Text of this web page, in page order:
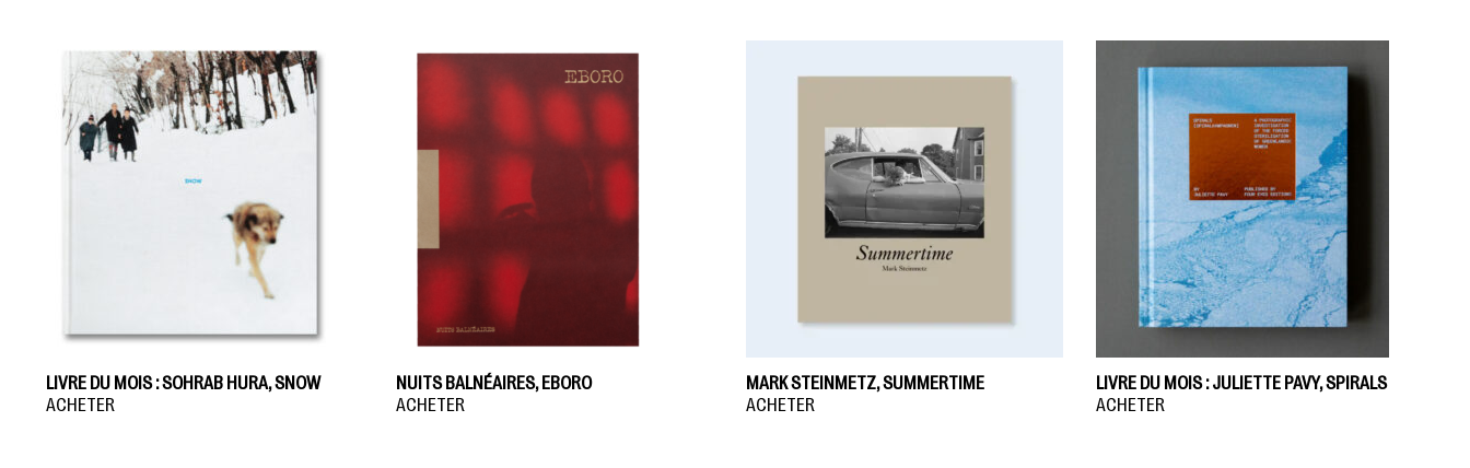
LIVRE DU MOIS : SOHRAB HURA, SNOW
ACHETER
NUITS BALNÉAIRES, EBORO
ACHETER
MARK STEINMETZ, SUMMERTIME
ACHETER
LIVRE DU MOIS : JULIETTE PAVY, SPIRALS
ACHETER